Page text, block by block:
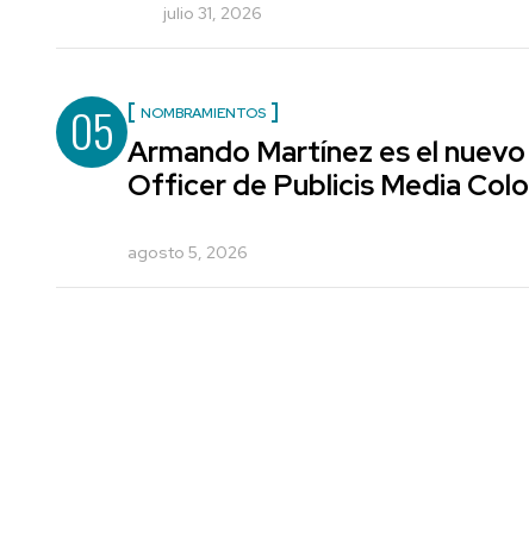
julio 31, 2026
05 NOMBRAMIENTOS
Armando Martínez es el
Officer de Publicis Media
agosto 5, 2026